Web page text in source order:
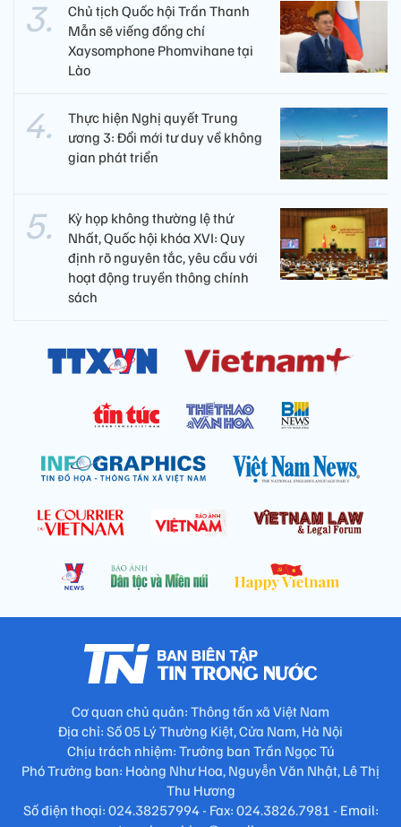
Chủ tịch Quốc hội Trần Thanh
Mẫn sẽ viếng đồng chí
Xaysomphone Phomvihane tại
Lào
Thực hiện Nghị quyết Trung
ương 3: Đổi mới tư duy về không
gian phát triển
Kỳ họp không thường lệ thứ
Nhất, Quốc hội khóa XVI: Quy
định rõ nguyên tắc, yêu cầu với
hoạt động truyền thông chính
sách
Cơ quan chủ quản: Thông tấn xã Việt Nam
Địa chỉ: Số 05 Lý Thường Kiệt, Cửa Nam, Hà Nội
Chịu trách nhiệm: Trưởng ban Trần Ngọc Tú
Phó Trưởng ban: Hoàng Như Hoa, Nguyễn Văn Nhật, Lê Thị
Thu Hương
Số điện thoại: 024.38257994 - Fax: 024.3826.7981 - Email: